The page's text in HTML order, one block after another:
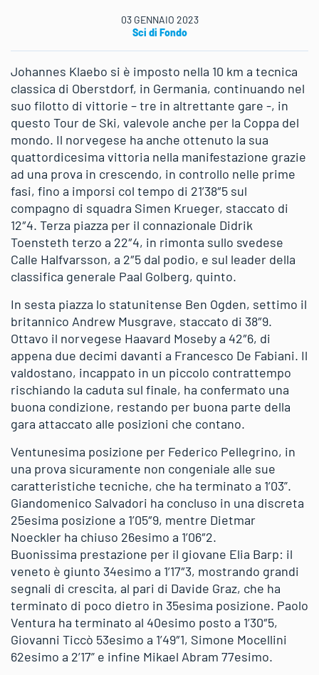
03 GENNAIO 2023
Sci di Fondo
Johannes Klaebo si è imposto nella 10 km a tecnica
classica di Oberstdorf, in Germania, continuando nel
suo filotto di vittorie – tre in altrettante gare -, in
questo Tour de Ski, valevole anche per la Coppa del
mondo. Il norvegese ha anche ottenuto la sua
quattordicesima vittoria nella manifestazione grazie
ad una prova in crescendo, in controllo nelle prime
fasi, fino a imporsi col tempo di 21’38″5 sul
compagno di squadra Simen Krueger, staccato di
12″4. Terza piazza per il connazionale Didrik
Toensteth terzo a 22″4, in rimonta sullo svedese
Calle Halfvarsson, a 2″5 dal podio, e sul leader della
classifica generale Paal Golberg, quinto.
In sesta piazza lo statunitense Ben Ogden, settimo il
britannico Andrew Musgrave, staccato di 38″9.
Ottavo il norvegese Haavard Moseby a 42″6, di
appena due decimi davanti a Francesco De Fabiani. Il
valdostano, incappato in un piccolo contrattempo
rischiando la caduta sul finale, ha confermato una
buona condizione, restando per buona parte della
gara attaccato alle posizioni che contano.
Ventunesima posizione per Federico Pellegrino, in
una prova sicuramente non congeniale alle sue
caratteristiche tecniche, che ha terminato a 1’03”.
Giandomenico Salvadori ha concluso in una discreta
25esima posizione a 1’05″9, mentre Dietmar
Noeckler ha chiuso 26esimo a 1’06″2.
Buonissima prestazione per il giovane Elia Barp: il
veneto è giunto 34esimo a 1’17″3, mostrando grandi
segnali di crescita, al pari di Davide Graz, che ha
terminato di poco dietro in 35esima posizione. Paolo
Ventura ha terminato al 40esimo posto a 1’30″5,
Giovanni Ticcò 53esimo a 1’49″1, Simone Mocellini
62esimo a 2’17” e infine Mikael Abram 77esimo.